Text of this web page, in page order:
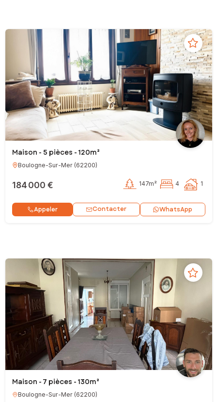
Maison - 5 pièces - 120m²
Boulogne-Sur-Mer(62200)
184 000 € 147m² 4 1
Appeler Contacter WhatsApp
Maison - 7 pièces - 130m²
Boulogne-Sur-Mer(62200)